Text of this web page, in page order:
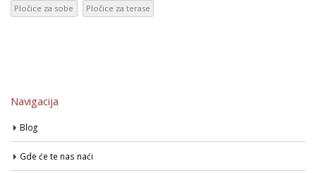
Pločice za sobe Pločice za terase
Navigacija
Blog
Gde će te nas naći